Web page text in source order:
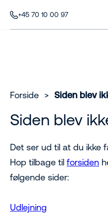
+45 70 10 00 97
Forside > Siden blev
Siden blev
Det ser ud til at du ikke
Hop tilbage til forsiden
følgende sider:
Udlejning